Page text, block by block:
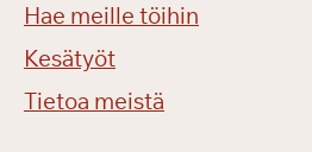
Hae meille töihin
Kesätyöt
Tietoa meistä